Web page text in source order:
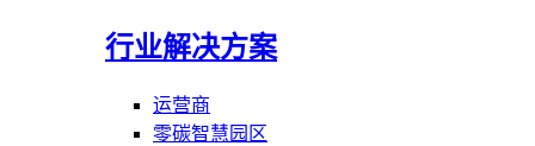
行业解决方案
运营商
零碳智慧园区